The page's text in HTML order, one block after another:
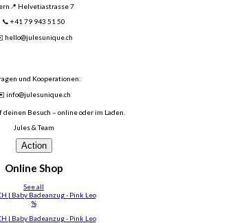
Helvetiastrasse 7
📞 +41 79 943 51 50
hello@julesunique.ch
und Kooperationen:
info@julesunique.ch
Besuch – online oder im Laden.
Jules & Team
Action
Online Shop
See all
| Baby Badeanzug - Pink Leo
%
| Baby Badeanzug - Pink Leo